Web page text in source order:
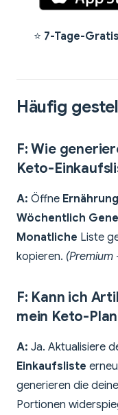
⭐ 7-Tage-
Häufig
F: Wie
Keto-
A: Öffne
Wöchentlich
Monatliche Liste
kopieren. (Premium
F: Kann ich
mein Keto-
A: Ja. Aktualisiere
Einkaufsliste
generieren die
Portionen